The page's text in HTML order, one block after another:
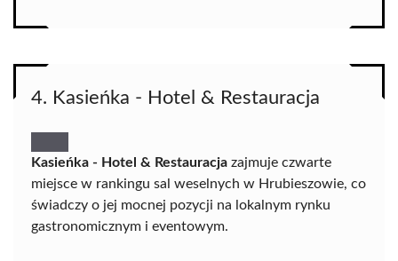
4. Kasieńka - Hotel & Restauracja
Kasieńka - Hotel & Restauracja zajmuje czwarte
miejsce w rankingu sal weselnych w Hrubieszowie, co
świadczy o jej mocnej pozycji na lokalnym rynku
gastronomicznym i eventowym.